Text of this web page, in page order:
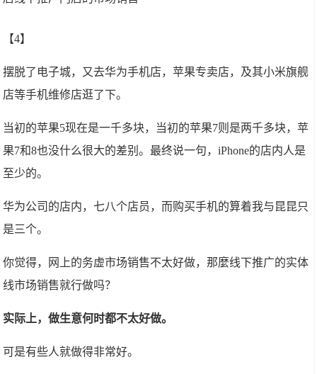
【4】
摆脱了电子城，又去华为手机店，苹果专卖店，及其小米旗舰
店等手机维修店逛了下。
当初的苹果5现在是一千多块，当初的苹果7则是两千多块，苹
果7和8也没什么很大的差别。最终说一句，iPhone的店内人是
至少的。
华为公司的店内，七八个店员，而购买手机的算着我与昆昆只
是三个。
你觉得，网上的务虚市场销售不太好做，那麼线下推广的实体
线市场销售就行做吗？
实际上，做生意何时都不太好做。
可是有些人就做得非常好。